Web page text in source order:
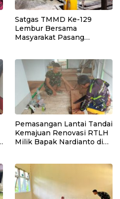
Satgas TMMD Ke-129
Lembur Bersama
Masyarakat Pasang
Pemasangan Lantai Tandai
Kemajuan Renovasi RTLH
Milik Bapak Nardianto di